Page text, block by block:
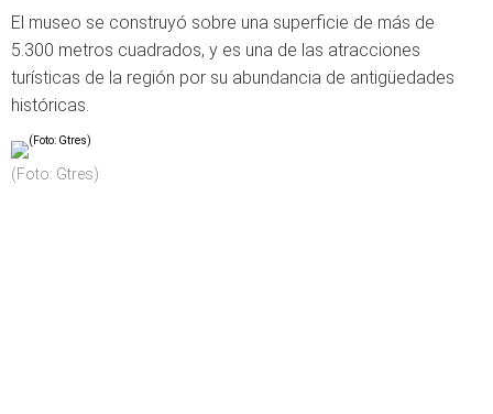
El museo se construyó sobre una superficie de más de
5.300 metros cuadrados, y es una de las atracciones
turísticas de la región por su abundancia de antigüedades
históricas.
(Foto: Gtres)